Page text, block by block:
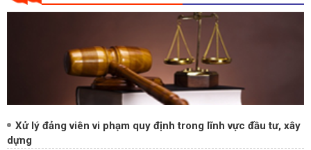
Xử lý đảng viên vi phạm quy định trong lĩnh vực đầu tư, xây
dựng